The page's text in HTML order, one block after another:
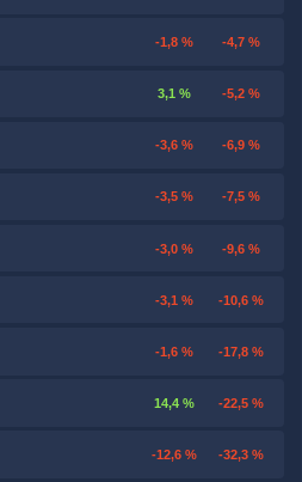
-1,8 % -4,7 %
3,1 % -5,2 %
-3,6 % -6,9 %
-3,5 % -7,5 %
-3,0 % -9,6 %
-3,1 % -10,6 %
-1,6 % -17,8 %
14,4 % -22,5 %
-12,6 % -32,3 %